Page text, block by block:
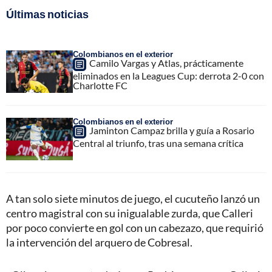
Últimas noticias
Colombianos en el exterior
Camilo Vargas y Atlas, prácticamente
eliminados en la Leagues Cup: derrota 2-0 con
Charlotte FC
Colombianos en el exterior
Jaminton Campaz brilla y guía a Rosario
Central al triunfo, tras una semana crítica
A tan solo siete minutos de juego, el cucuteño lanzó un
centro magistral con su inigualable zurda, que Calleri
por poco convierte en gol con un cabezazo, que requirió
la intervención del arquero de Cobresal.